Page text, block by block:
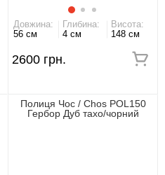
Довжина:
56 см
Глибина:
4 см
Висота:
148 см
2600 грн.
Полиця Чос / Chos POL150
Гербор Дуб тахо/чорний